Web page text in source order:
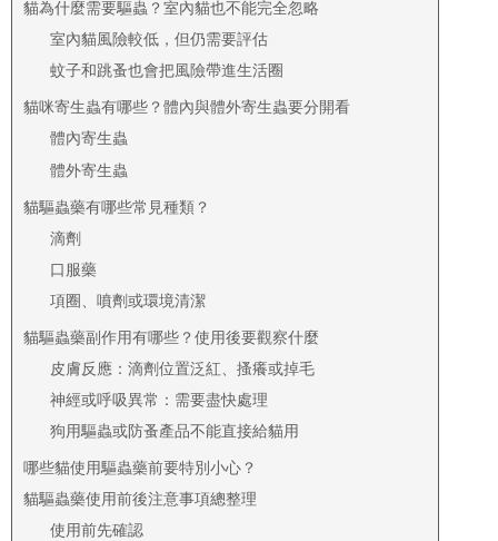
貓為什麼需要驅蟲？室內貓也不能完全忽略
室內貓風險較低，但仍需要評估
蚊子和跳蚤也會把風險帶進生活圈
貓咪寄生蟲有哪些？體內與體外寄生蟲要分開看
體內寄生蟲
體外寄生蟲
貓驅蟲藥有哪些常見種類？
滴劑
口服藥
項圈、噴劑或環境清潔
貓驅蟲藥副作用有哪些？使用後要觀察什麼
皮膚反應：滴劑位置泛紅、搔癢或掉毛
神經或呼吸異常：需要盡快處理
狗用驅蟲或防蚤產品不能直接給貓用
哪些貓使用驅蟲藥前要特別小心？
貓驅蟲藥使用前後注意事項總整理
使用前先確認